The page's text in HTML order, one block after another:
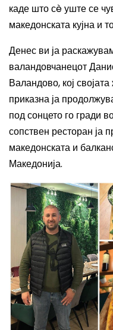
каде што сè уште се
македонската кујна и
Денес ви ја
валандовчанецот
Валандово, кој
приказна ја
под сонцето го гради
сопствен ресторан ја
македонската и
Македонија.